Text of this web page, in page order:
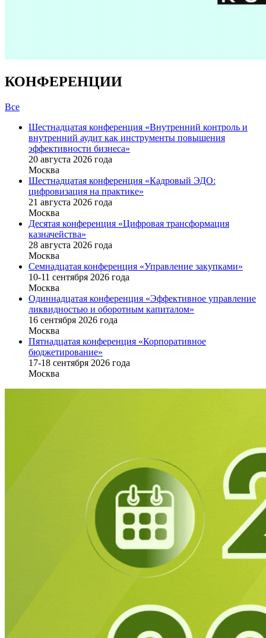
КОНФЕРЕНЦИИ
Все
Шестнадцатая конференция «Внутренний контроль и
внутренний аудит как инструменты повышения
эффективности бизнеса»
20 августа 2026 года
Москва
Шестнадцатая конференция «Кадровый ЭДО:
цифровизация на практике»
21 августа 2026 года
Москва
Десятая конференция «Цифровая трансформация
казначейства»
28 августа 2026 года
Москва
Семнадцатая конференция «Управление закупками»
10-11 сентября 2026 года
Москва
Одиннадцатая конференция «Эффективное управление
ликвидностью и оборотным капиталом»
16 cентября 2026 года
Москва
Пятнадцатая конференция «Корпоративное
бюджетирование»
17-18 сентября 2026 года
Москва